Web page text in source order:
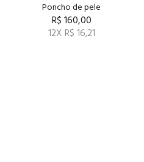
Poncho de pele
R$ 160,00
12X R$ 16,21